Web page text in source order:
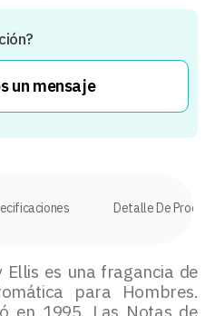
un mensaje
Detalle De
es una fragancia de
para Hombres.
en 1995. Las Notas de